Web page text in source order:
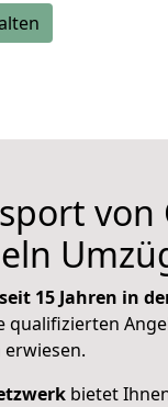
seit 15 Jahren in
qualifizierten
bietet